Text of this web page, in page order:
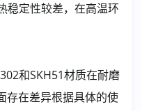
稳定性较差，在高温环
和SKH51材质在耐磨
存在差异根据具体的使